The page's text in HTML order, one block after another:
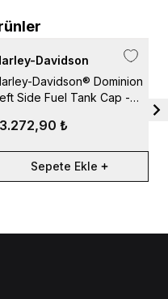
Davidson
Davidson® Dominion
Side Fuel Tank Cap -
₺
Sepete Ekle